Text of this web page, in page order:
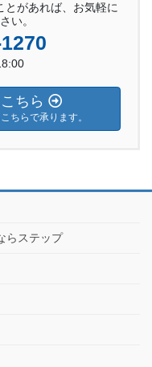
とがあれば、お気軽に
い。
ちら
ちらで承ります。
らステップ